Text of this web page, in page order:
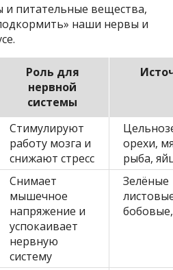
и питательные вещества,
наши нервы и
Роль для
нервной
системы
Стимулируют
работу мозга и
снижают стресс
орехи,
рыба,
Снимает
мышечное
напряжение и
успокаивает
нервную
систему
Зелёные